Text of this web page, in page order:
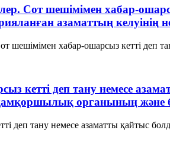
Сот шешімімен хабар-
азаматтың келуінің
шешімімен хабар-ошарсыз кетті деп
кетті деп тану немесе
органының және
деп тану немесе азаматты қайтыс